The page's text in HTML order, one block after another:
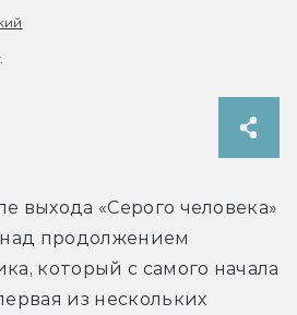
продолжением
который с самого начала
из нескольких